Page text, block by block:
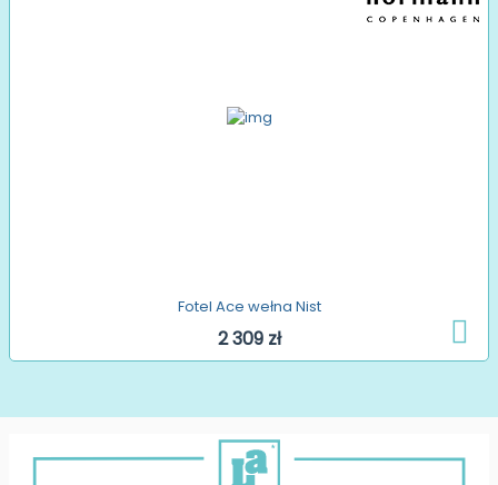
Fotel Ace wełna Nist
2 309 zł